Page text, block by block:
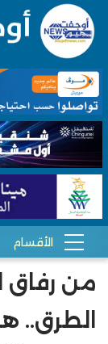
من رفاق
الطرق..